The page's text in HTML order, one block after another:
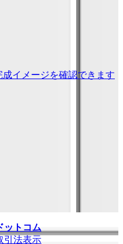
成イメージを確認できます
ットコム
引法表示